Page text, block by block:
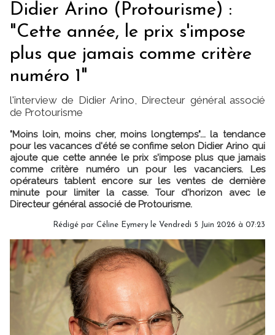
Didier Arino (Protourisme) :
"Cette année, le prix s'impose
plus que jamais comme critère
numéro 1"
l'interview de Didier Arino, Directeur général associé
de Protourisme
"Moins loin, moins cher, moins longtemps"... la tendance
pour les vacances d'été se confime selon Didier Arino qui
ajoute que cette année le prix s'impose plus que jamais
comme critère numéro un pour les vacanciers. Les
opérateurs tablent encore sur les ventes de dernière
minute pour limiter la casse. Tour d'horizon avec le
Directeur général associé de Protourisme.
Rédigé par Céline Eymery le Vendredi 5 Juin 2026 à 07:23